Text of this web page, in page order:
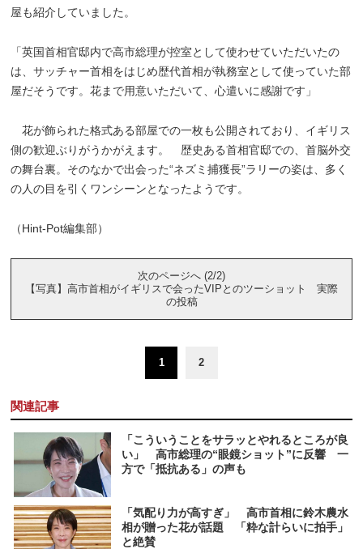
屋も紹介していました。
「英国首相官邸内で高市総理が控室として使わせていただいたの
は、サッチャー首相をはじめ歴代首相が執務室として使っていた部
屋だそうです。花まで用意いただいて、心遣いに感謝です」
花が飾られた格式ある部屋での一枚も公開されており、イギリス
側の歓迎ぶりがうかがえます。 歴史ある首相官邸での、首脳外交
の舞台裏。そのなかで出会った“ネズミ捕獲長”ラリーの姿は、多く
の人の目を引くワンシーンとなったようです。
（Hint-Pot編集部）
次のページへ (2/2)
【写真】高市首相がイギリスで会ったVIPとのツーショット 実際
の投稿
1 2
関連記事
「こういうことをサラッとやれるところが良
い」 高市総理の“眼鏡ショット”に反響 一
方で「抵抗ある」の声も
「気配り力が高すぎ」 高市首相に鈴木農水
相が贈った花が話題 「粋な計らいに拍手」
と絶賛